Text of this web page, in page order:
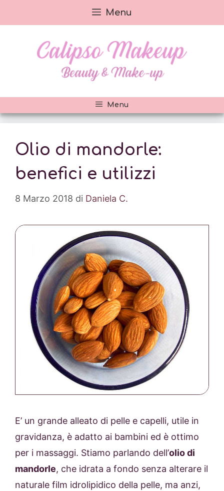
al
Menu
Menu
Olio di mandorle:
benefici e utilizzi
8 Marzo 2018 di Daniela C.
E’ un grande alleato di pelle e capelli, utile in
gravidanza, è adatto ai bambini ed è ottimo
per i massaggi. Stiamo parlando dell’olio di
mandorle, che idrata a fondo senza alterare il
naturale film idrolipidico della pelle, ma anzi,